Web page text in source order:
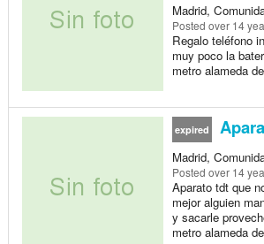
Madrid,
Posted over 14
Regalo teléfono
muy poco la
metro alameda
expired
Madrid,
Posted over 14
Aparato tdt que
mejor alguien
y sacarle
metro alameda